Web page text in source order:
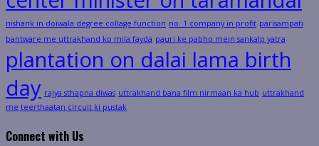
nishank in doiwala degree collage function no. 1 company in profit parisampati
bantware me uttrakhand ko mila fayda pauri ke pabho mein sankalp yatra
plantation on dalai lama birth
day rajya sthapna diwas uttrakhand bana film nirmaan ka hub uttrakhand
me teerthaatan circuit ki pustak
Connect with Us